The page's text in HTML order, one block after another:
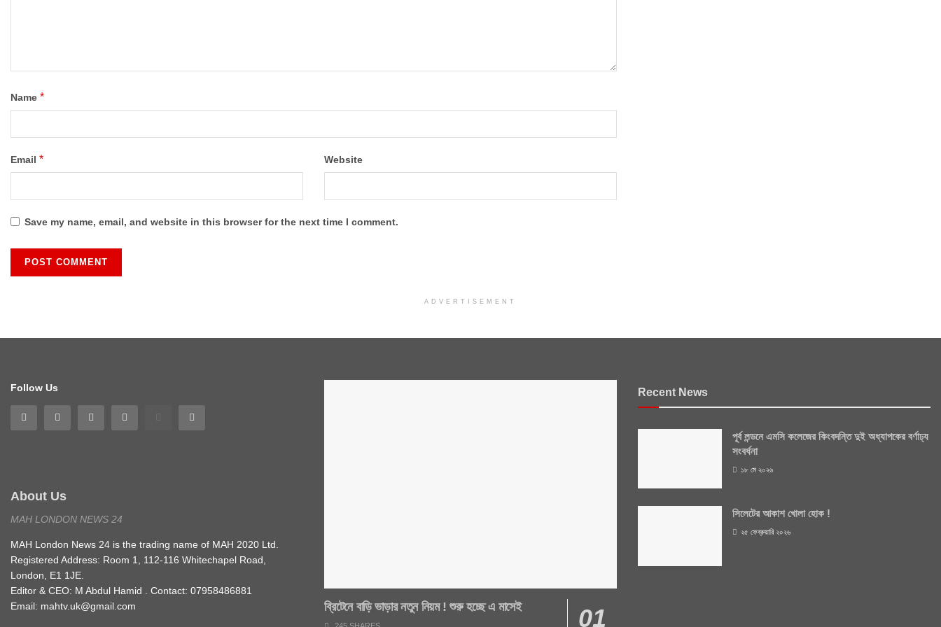
Name *
Email * Website
Save my name, email, and website in this browser for the next time I comment.
ADVERTISEMENT
Follow Us
About Us
MAH LONDON NEWS 24
MAH London News 24 is the trading name of MAH 2020 Ltd.
Registered Address: Room 1, 112-116 Whitechapel Road,
London, E1 1JE.
Editor & CEO: M Abdul Hamid . Contact: 07958486881
Email: mahtv.uk@gmail.com
ব্রিটেনে বাড়ি ভাড়ার নতুন নিয়ম ! শুরু হচ্ছে এ মাসেই
Recent News
পূর্ব লন্ডনে এমসি কলেজের কিংবদন্তি দুই অধ্যাপকের বর্ণাঢ্য
সংবর্ধনা
১৮ মে ২০২৬
সিলেটের আকাশ খোলা হোক !
২৫ ফেব্রুয়ারি ২০২৬